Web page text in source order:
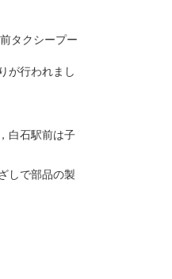
タクシープー
が行われまし
白石駅前は子
しで部品の製